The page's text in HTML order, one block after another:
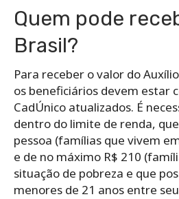
Quem pode
Brasil?
Para receber o valor do
os beneficiários devem estar
CadÚnico atualizados. É
dentro do limite de renda,
pessoa (famílias que vivem
e de no máximo R$ 210
situação de pobreza e que
menores de 21 anos entre